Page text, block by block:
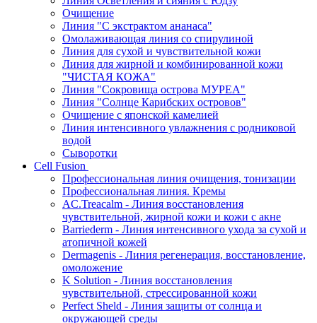
Очищение
Линия "С экстрактом ананаса"
Омолаживающая линия со спирулиной
Линия для сухой и чувствительной кожи
Линия для жирной и комбинированной кожи
"ЧИСТАЯ КОЖА"
Линия "Сокровища острова МУРЕА"
Линия "Солнце Карибских островов"
Очищение с японской камелией
Линия интенсивного увлажнения с родниковой
водой
Сыворотки
Cell Fusion
Профессиональная линия очищения, тонизации
Профессиональная линия. Кремы
AC.Treacalm - Линия восстановления
чувствительной, жирной кожи и кожи с акне
Barriederm - Линия интенсивного ухода за сухой и
атопичной кожей
Dermagenis - Линия регенерация, восстановление,
омоложение
K Solution - Линия восстановления
чувствительной, стрессированной кожи
Perfect Sheld - Линия защиты от солнца и
окружающей среды